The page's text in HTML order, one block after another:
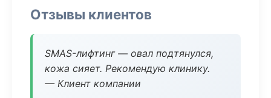
Отзывы клиентов
SMAS-лифтинг — овал подтянулся,
кожа сияет. Рекомендую клинику.
— Клиент компании